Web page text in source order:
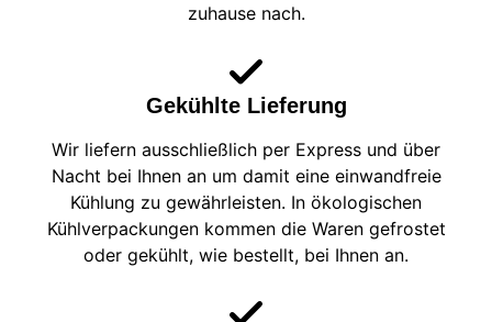
zuhause nach.
Gekühlte Lieferung
Wir liefern ausschließlich per Express und über
Nacht bei Ihnen an um damit eine einwandfreie
Kühlung zu gewährleisten. In ökologischen
Kühlverpackungen kommen die Waren gefrostet
oder gekühlt, wie bestellt, bei Ihnen an.